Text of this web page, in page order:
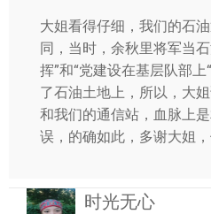
大姐看得仔细，我们的石
同，当时，余秋里将军当
挥”和“党建设在基层队部
了石油土地上，所以，大
和我们的通信站，血脉上
误，的确如此，多谢大姐，
时光无心